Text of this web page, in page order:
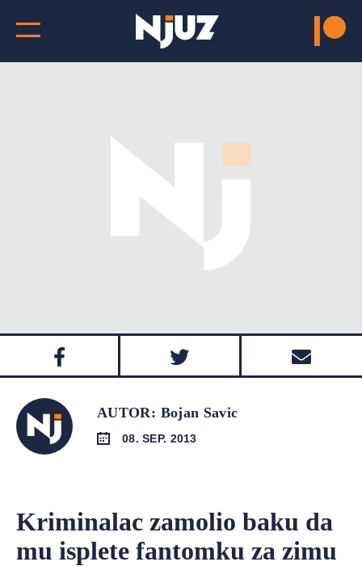
AUTOR: Bojan Savic
08. SEP. 2013
Kriminalac zamolio baku da
mu isplete fantomku za zimu